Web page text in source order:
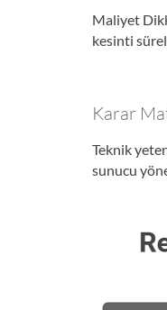
Maliyet
kesinti
Karar
Teknik
sunucu